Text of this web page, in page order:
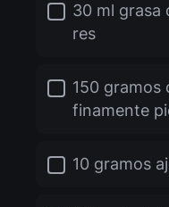
30 ml grasa
res
150 gramos
finamente
10 gramos